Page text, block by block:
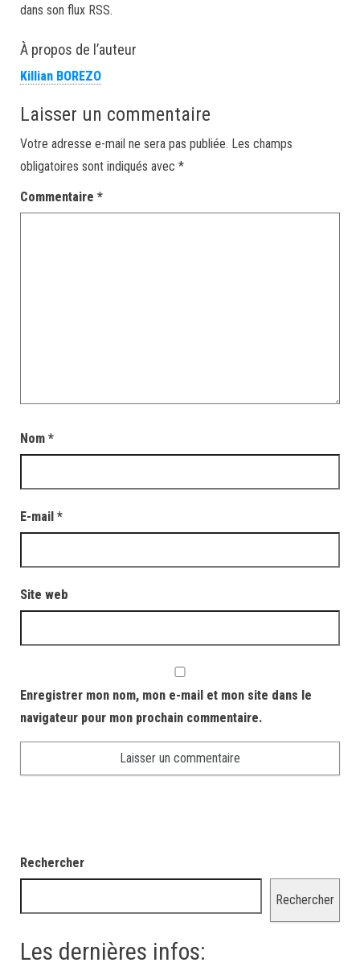
dans son flux RSS.
À propos de l’auteur
Killian BOREZO
Laisser un commentaire
Votre adresse e-mail ne sera pas publiée. Les champs
obligatoires sont indiqués avec *
Commentaire *
Nom *
E-mail *
Site web
Enregistrer mon nom, mon e-mail et mon site dans le
navigateur pour mon prochain commentaire.
Rechercher
Rechercher
Les dernières infos: